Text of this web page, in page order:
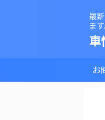
最
ます
車
お